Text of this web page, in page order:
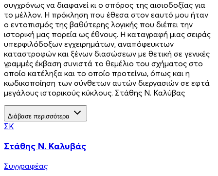
συγχρόνως να διαφανεί κι ο σπόρος της αισιοδοξίας για
το µέλλον. Η πρόκληση που έθεσα στον εαυτό µου ήταν
ο εντοπισµός της βαθύτερης λογικής που διέπει την
ιστορική µας πορεία ως έθνους. Η καταγραφή µιας σειράς
υπερφιλόδοξων εγχειρηµάτων, αναπόφευκτων
καταστροφών και ξένων διασώσεων µε θετική σε γενικές
γραµµές έκβαση συνιστά το θεµέλιο του σχήµατος στο
οποίο κατέληξα και το οποίο προτείνω, όπως και η
κωδικοποίηση των σύνθετων αυτών διεργασιών σε εφτά
µεγάλους ιστορικούς κύκλους. Στάθης Ν. Καλύβας
Διάβασε περισσότερα
ΣΚ
Στάθης Ν. Καλυβάς
Συγγραφέας